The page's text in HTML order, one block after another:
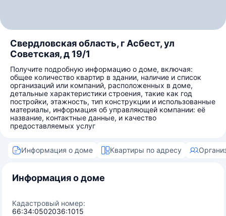
Свердловская область, г Асбест, ул
Советская, д 19/1
Получите подробную информацию о доме, включая:
общее количество квартир в здании, наличие и список
организаций или компаний, расположенных в доме,
детальные характеристики строения, такие как год
постройки, этажность, тип конструкции и использованные
материалы, информация об управляющей компании: её
название, контактные данные, и качество
предоставляемых услуг
Информация о доме Квартиры по адресу
Информация о доме
Кадастровый номер:
66:34:0502036:1015